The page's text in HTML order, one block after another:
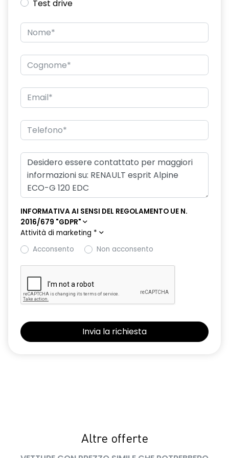
compatibilità 2G/3G o 4G/5G a seconda del veicolo
emergency lane keep assist assistenza d'emergenza al
mantenimento della corsia
fari full LED adaptative vision, con funzione fendinebbia
freno di stazionamento elettrico con funzione Auto-Hold
hands-free card per apertura/chiusura porte e avviamento
motore
HAR03
intelligent adaptative cruise control + lane centering assist
intelligent speed assist assistenza al superamento dei limiti
kit gonfiaggio pneumatici
multi-sense a 4 modalità
occupant safe exit alert
Pack standard connectivity, tramite app my rnlt
PNDIF1
Test drive
INFORMATIVA AI SENSI DEL REGOLAMENTO UE N.
2016/679 "GDPR"
Attività di marketing *
Acconsento
Non acconsento
Altre offerte